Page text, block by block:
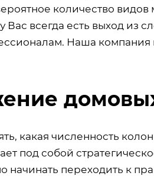
количество
Вас всегда есть выход из
Наша компания
какая численность
под собой
начинать переходить к